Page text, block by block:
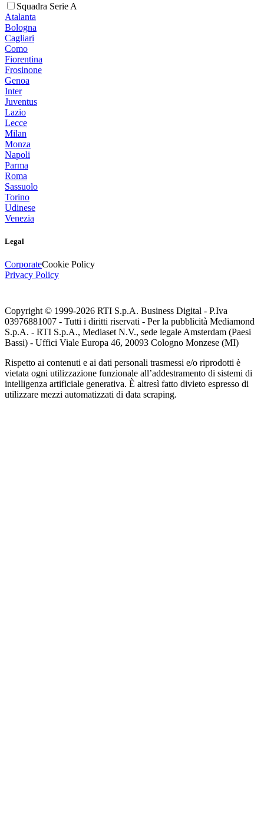
Squadra Serie A
Atalanta
Bologna
Cagliari
Como
Fiorentina
Frosinone
Genoa
Inter
Juventus
Lazio
Lecce
Milan
Monza
Napoli
Parma
Roma
Sassuolo
Torino
Udinese
Venezia
Legal
CorporateCookie Policy
Privacy Policy
Copyright © 1999-2026 RTI S.p.A. Business Digital - P.Iva
03976881007 - Tutti i diritti riservati - Per la pubblicità Mediamond
S.p.A. - RTI S.p.A., Mediaset N.V., sede legale Amsterdam (Paesi
Bassi) - Uffici Viale Europa 46, 20093 Cologno Monzese (MI)
Rispetto ai contenuti e ai dati personali trasmessi e/o riprodotti è
vietata ogni utilizzazione funzionale all’addestramento di sistemi di
intelligenza artificiale generativa. È altresì fatto divieto espresso di
utilizzare mezzi automatizzati di data scraping.